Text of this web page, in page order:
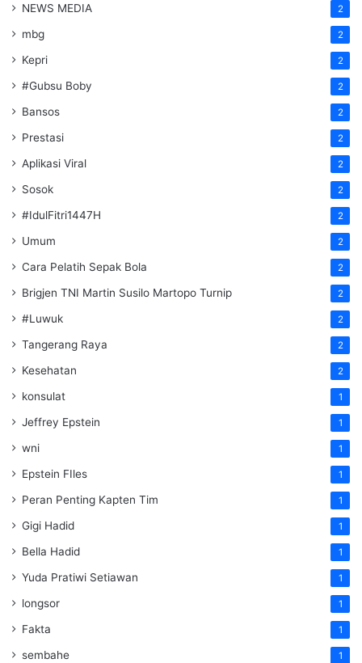
NEWS MEDIA 2
mbg 2
Kepri 2
#Gubsu Boby 2
Bansos 2
Prestasi 2
Aplikasi Viral 2
Sosok 2
#IdulFitri1447H 2
Umum 2
Cara Pelatih Sepak Bola 2
Brigjen TNI Martin Susilo Martopo Turnip 2
#Luwuk 2
Tangerang Raya 2
Kesehatan 2
konsulat 1
Jeffrey Epstein 1
wni 1
Epstein FIles 1
Peran Penting Kapten Tim 1
Gigi Hadid 1
Bella Hadid 1
Yuda Pratiwi Setiawan 1
longsor 1
Fakta 1
sembahe 1